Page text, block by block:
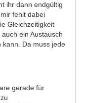
ihr dann endgültig
fehlt dabei
Gleichzeitigkeit
ein Austausch
kann. Da muss jede
gerade für